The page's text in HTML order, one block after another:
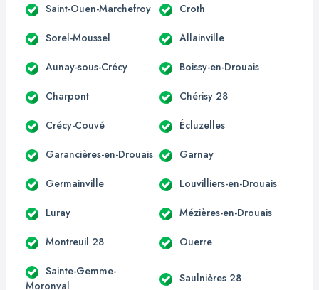
Saint-Ouen-Marchefroy Croth
Sorel-Moussel Allainville
Aunay-sous-Crécy Boissy-en-Drouais
Charpont Chérisy 28
Crécy-Couvé Écluzelles
Garancières-en-Drouais Garnay
Germainville Louvilliers-en-Drouais
Luray Mézières-en-Drouais
Montreuil 28 Ouerre
Sainte-Gemme-
Moronval
Saulnières 28